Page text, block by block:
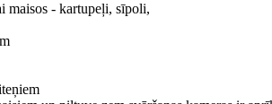
maisos - kartupeļi, sīpoli,